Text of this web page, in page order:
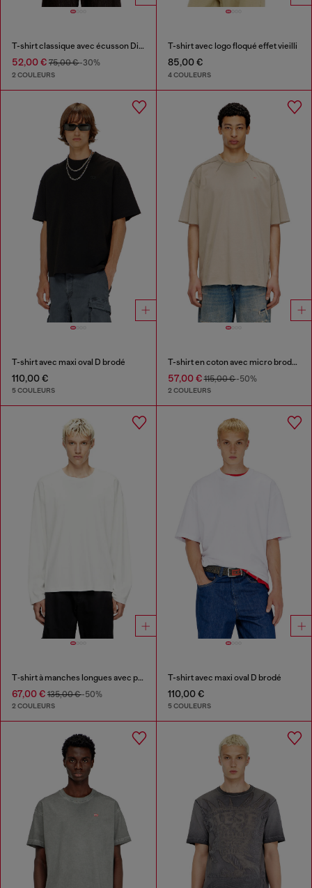
T-shirt classique avec écusson Diesel et imprimé photo
52,00 € 75,00 €-30%
2 COULEURS
T-shirt avec logo floqué effet vieilli
85,00 €
4 COULEURS
T-shirt avec maxi oval D brodé
110,00 €
5 COULEURS
T-shirt en coton avec micro broderie
57,00 €115,00 €-50%
2 COULEURS
T‑shirt à manches longues avec panneaux uni
67,00 € 135,00 €-50%
2 COULEURS
T-shirt avec maxi oval D brodé
110,00 €
5 COULEURS